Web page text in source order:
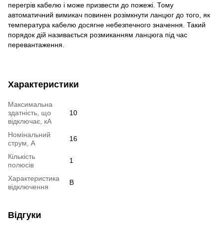
перегрів кабелю і може призвести до пожежі. Тому
автоматичний вимикач повинен розімкнути ланцюг до того, як
температура кабелю досягне небезпечного значення. Такий
порядок дій називається розмиканням ланцюга під час
перевантаження.
Характеристики
Максимальна
здатність, що
відключає, кА
10
Номінальний
струм, А
16
Кількість
полюсів
1
Характеристика
відключення
B
Відгуки